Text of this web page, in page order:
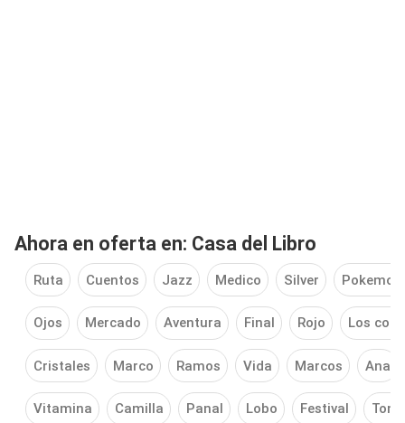
Ahora en oferta en: Casa del Libro
Ruta Cuentos Jazz Medico Silver Pokemon
Ojos Mercado Aventura Final Rojo Los
Cristales Marco Ramos Vida Marcos Ana
Vitamina Camilla Panal Lobo Festival Toni